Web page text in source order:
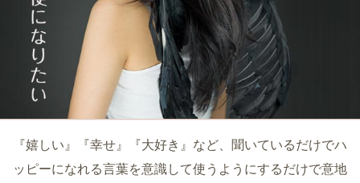
『嬉しい』『幸せ』『大好き』など、聞いているだけでハ
ッピーになれる言葉を意識して使うようにするだけで意地